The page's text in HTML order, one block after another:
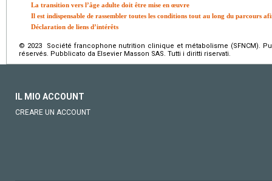
La transition vers l’âge adulte doit être mise en œuvre
Il est indispensable de rassembler toutes les conditions tout au long du parcours
Déclaration de liens d’intérêts
© 2023 Société francophone nutrition clinique et métabolisme (SFNCM).
réservés. Pubblicato da Elsevier Masson SAS. Tutti i diritti riservati.
IL MIO ACCOUNT
CREARE UN ACCOUNT